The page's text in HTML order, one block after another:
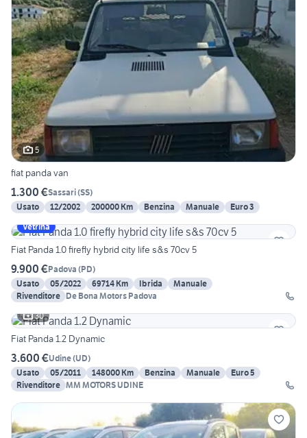
5
fiat panda van
1.300 €Sassari(SS)
Usato
12/2002 200000 Km Benzina Manuale
Euro 3
Vetrina
Fiat Panda 1.0 firefly hybrid city life s&s 70cv 5
9.900 €Padova (PD)
Usato
05/2022 69714 Km Ibrida
Manuale
Rivenditore De Bona Motors Padova
30
Fiat Panda 1.2 Dynamic
3.600 €Udine(UD)
Usato
05/2011 148000 Km Benzina Manuale
Euro 5
Rivenditore MM MOTORS UDINE